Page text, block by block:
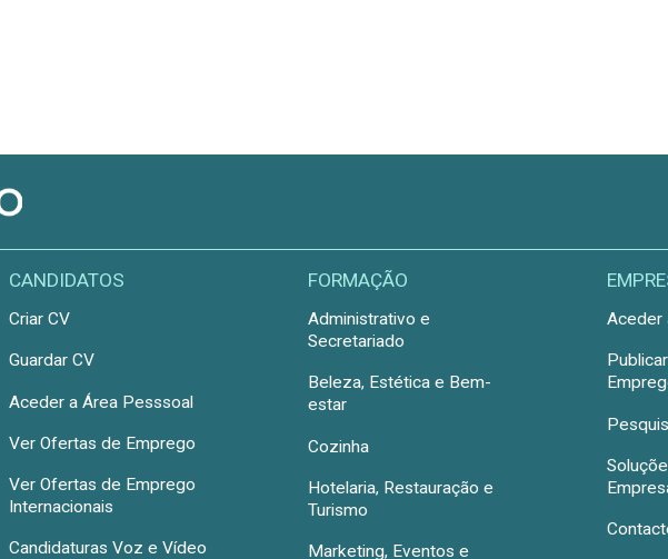
CANDIDATOS
Criar CV
Guardar CV
Aceder a Área Pesssoal
Ver Ofertas de Emprego
Ver Ofertas de Emprego
Internacionais
Candidaturas Voz e Vídeo
FORMAÇÃO
Administrativo e
Secretariado
Beleza, Estética e Bem-
estar
Cozinha
Hotelaria, Restauração e
Turismo
Marketing, Eventos e
Aceder